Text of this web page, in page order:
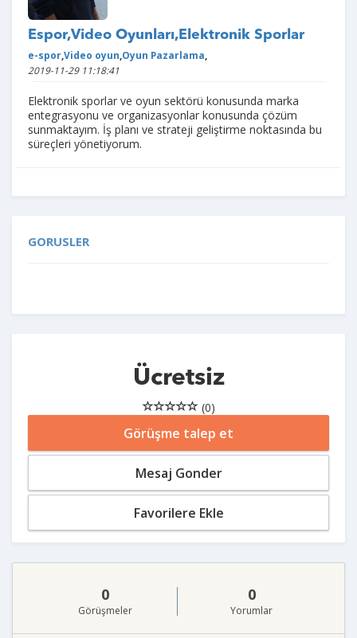
Espor,Video Oyunları,Elektronik Sporlar
e-sporVideo oyun Oyun Pazarlama
2019-11-29 11:18:41
Elektronik sporlar ve oyun sektörü konusunda marka
entegrasyonu ve organizasyonlar konusunda çözüm
sunmaktayım. İş planı ve strateji geliştirme noktasında bu
süreçleri yönetiyorum.
GORUSLER
Ücretsiz
(0)
Görüşme talep et
Mesaj Gonder
Favorilere Ekle
0
Görüşmeler
0
Yorumlar